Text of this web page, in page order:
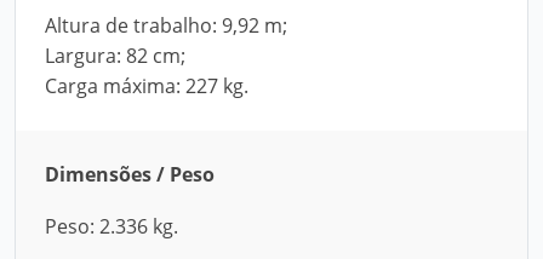
Altura de trabalho: 9,92 m;
Largura: 82 cm;
Carga máxima: 227 kg.
Dimensões / Peso
Peso: 2.336 kg.